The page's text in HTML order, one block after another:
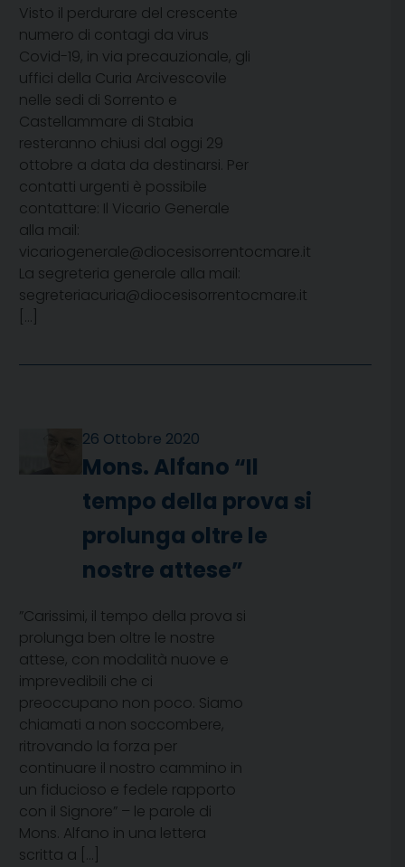
Visto il perdurare del crescente
numero di contagi da virus
Covid-19, in via precauzionale, gli
uffici della Curia Arcivescovile
nelle sedi di Sorrento e
Castellammare di Stabia
resteranno chiusi dal oggi 29
ottobre a data da destinarsi. Per
contatti urgenti è possibile
contattare: Il Vicario Generale
alla mail:
vicariogenerale@diocesisorrentocmare.it
La segreteria generale alla mail:
segreteriacuria@diocesisorrentocmare.it
[…]
26 Ottobre 2020
Mons. Alfano “Il
tempo della prova si
prolunga oltre le
nostre attese”
”Carissimi, il tempo della prova si
prolunga ben oltre le nostre
attese, con modalità nuove e
imprevedibili che ci
preoccupano non poco. Siamo
chiamati a non soccombere,
ritrovando la forza per
continuare il nostro cammino in
un fiducioso e fedele rapporto
con il Signore” – le parole di
Mons. Alfano in una lettera
scritta a […]